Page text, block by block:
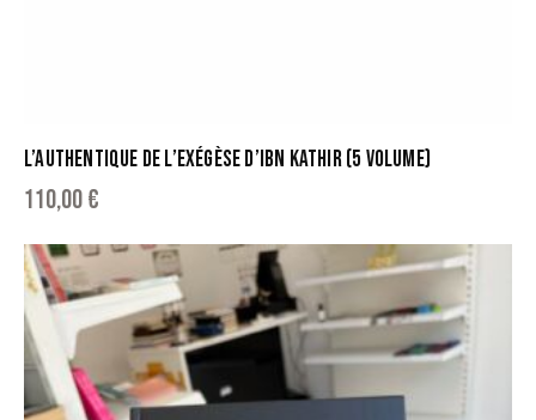
L’AUTHENTIQUE DE L’EXÉGÈSE D’IBN KATHIR (5 VOLUME)
110,00€